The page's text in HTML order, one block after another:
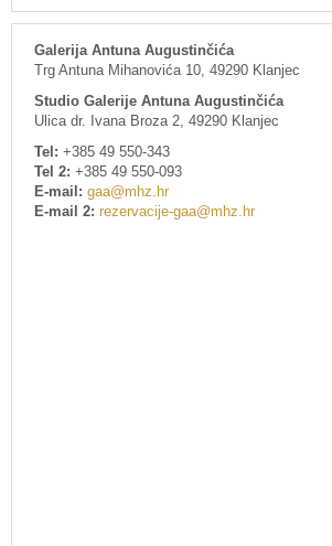
Galerija Antuna Augustinčića
Trg Antuna Mihanovića 10, 49290 Klanjec
Studio Galerije Antuna Augustinčića
Ulica dr. Ivana Broza 2, 49290 Klanjec
Tel: +385 49 550-343
Tel 2: +385 49 550-093
E-mail: gaa@mhz.hr
E-mail 2: rezervacije-gaa@mhz.hr